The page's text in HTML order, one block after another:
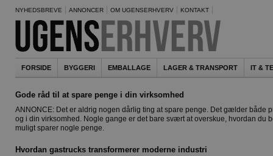
NYHEDSBREVE ANNONCER OM UGENSERHVERV KONTAKT
FORSIDE BYGGERI EMBALLAGE LAGER & TRANSPORT IT &
Gode råd til at spare penge i din virksomhed
ANNONCE: Det er aldrig nogen dårlig ting at spare penge. Det gælder både
og i din virksomhed. Nogle gange er det bare svært at overskue, hvordan du
muligt sparer nogle penge.
Hvordan gastrucks transformerer moderne industri